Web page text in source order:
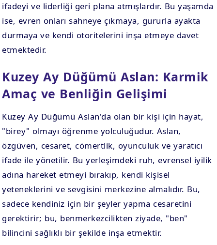
ifadeyi ve liderliği geri plana atmışlardır. Bu yaşamda
ise, evren onları sahneye çıkmaya, gururla ayakta
durmaya ve kendi otoritelerini inşa etmeye davet
etmektedir.
Kuzey Ay Düğümü Aslan: Karmik
Amaç ve Benliğin Gelişimi
Kuzey Ay Düğümü Aslan'da olan bir kişi için hayat,
"birey" olmayı öğrenme yolculuğudur. Aslan,
özgüven, cesaret, cömertlik, oyunculuk ve yaratıcı
ifade ile yönetilir. Bu yerleşimdeki ruh, evrensel iyilik
adına hareket etmeyi bırakıp, kendi kişisel
yeteneklerini ve sevgisini merkezine almalıdır. Bu,
sadece kendiniz için bir şeyler yapma cesaretini
gerektirir; bu, benmerkezcilikten ziyade, "ben"
bilincini sağlıklı bir şekilde inşa etmektir.